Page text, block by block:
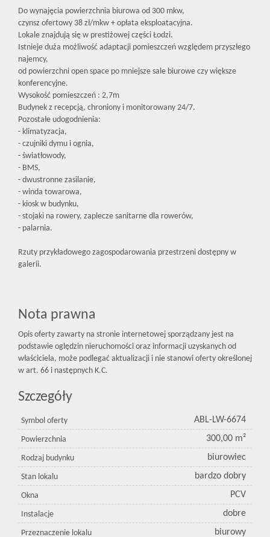
Do wynajęcia powierzchnia biurowa od 300 mkw,
czynsz ofertowy 38 zł/mkw + opłata eksploatacyjna.
Lokale znajdują się w prestiżowej części Łodzi.
Istnieje duża możliwość adaptacji pomieszczeń względem przyszłego
najemcy,
od powierzchni open space po mniejsze sale biurowe czy większe
konferencyjne.
Wysokość pomieszczeń : 2,7m
Budynek z recepcją, chroniony i monitorowany 24/7.
Pozostałe udogodnienia:
- klimatyzacja,
- czujniki dymu i ognia,
- światłowody,
- BMS,
- dwustronne zasilanie,
- winda towarowa,
- kiosk w budynku,
- stojaki na rowery, zaplecze sanitarne dla rowerów,
- palarnia.
Rzuty przykładowego zagospodarowania przestrzeni dostępny w
galerii.
Nota prawna
Opis oferty zawarty na stronie internetowej sporządzany jest na
podstawie oględzin nieruchomości oraz informacji uzyskanych od
właściciela, może podlegać aktualizacji i nie stanowi oferty określonej
w art. 66 i następnych K.C.
Szczegóły
Symbol oferty ABL-LW-6674
Powierzchnia 300,00 m²
Rodzaj budynku biurowiec
Stan lokalu bardzo dobry
Okna PCV
Instalacje dobre
Przeznaczenie lokalu biurowy